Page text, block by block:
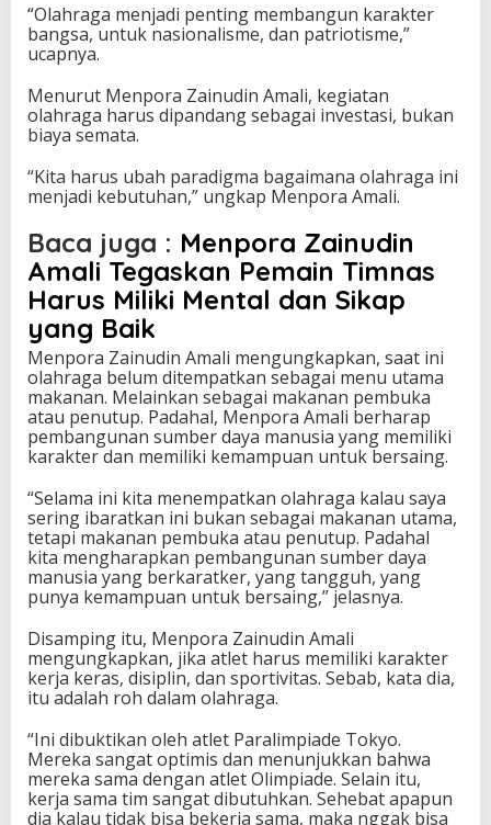
a
“Olahraga menjadi penting membangun karakter
bangsa, untuk nasionalisme, dan patriotisme,”
ucapnya.
Menurut Menpora Zainudin Amali, kegiatan
olahraga harus dipandang sebagai investasi, bukan
biaya semata.
“Kita harus ubah paradigma bagaimana olahraga ini
menjadi kebutuhan,” ungkap Menpora Amali.
Baca juga : Menpora Zainudin
Amali Tegaskan Pemain Timnas
Harus Miliki Mental dan Sikap
yang Baik
Menpora Zainudin Amali mengungkapkan, saat ini
olahraga belum ditempatkan sebagai menu utama
makanan. Melainkan sebagai makanan pembuka
atau penutup. Padahal, Menpora Amali berharap
pembangunan sumber daya manusia yang memiliki
karakter dan memiliki kemampuan untuk bersaing.
“Selama ini kita menempatkan olahraga kalau saya
sering ibaratkan ini bukan sebagai makanan utama,
tetapi makanan pembuka atau penutup. Padahal
kita mengharapkan pembangunan sumber daya
manusia yang berkaratker, yang tangguh, yang
punya kemampuan untuk bersaing,” jelasnya.
Disamping itu, Menpora Zainudin Amali
mengungkapkan, jika atlet harus memiliki karakter
kerja keras, disiplin, dan sportivitas. Sebab, kata dia,
itu adalah roh dalam olahraga.
“Ini dibuktikan oleh atlet Paralimpiade Tokyo.
Mereka sangat optimis dan menunjukkan bahwa
mereka sama dengan atlet Olimpiade. Selain itu,
kerja sama tim sangat dibutuhkan. Sehebat apapun
dia kalau tidak bisa bekerja sama, maka nggak bisa